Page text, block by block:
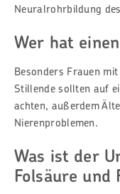
Neuralrohrbildung
Wer hat
Besonders Frauen
Stillende sollten auf
achten, außerdem
Nierenproblemen.
Was ist der
Folsäure und